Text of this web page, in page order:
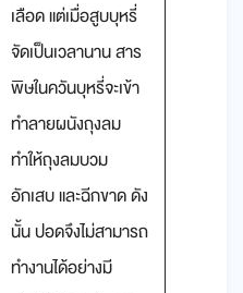
เลือด แต่เมื่อสูบบุหรี่
จัดเป็นเวลานาน สาร
พิษในควันบุหรี่จะเข้า
ทำลายผนังถุงลม
ทำให้ถุงลมบวม
อักเสบ และฉีกขาด ดัง
นั้น ปอดจึงไม่สามารถ
ทำงานได้อย่างมี